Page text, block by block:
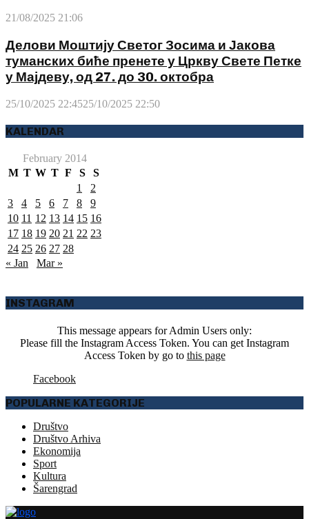
21/08/2025 21:06
Делови Моштију Светог Зосима и Јакова
туманских биће пренете у Цркву Свете Петке
у Мајдеву, од 27. до 30. октобра
25/10/2025 22:4525/10/2025 22:50
KALENDAR
February 2014
M T W T F S
S
1
2
3
4 5 6 7 8
9
10 11 12 13 14 15 16
17 18 19 20 21 22 23
24 25 26 27 28
« Jan
Mar »
INSTAGRAM
This message appears for Admin Users only:
Please fill the Instagram Access Token. You can get Instagram
Access Token by go to this page
Facebook
POPULARNE KATEGORIJE
Društvo
Društvo Arhiva
Ekonomija
Sport
Kultura
Šarengrad